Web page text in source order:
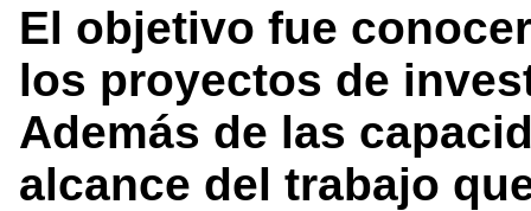
El objetivo fue
los proyectos de
Además de las
alcance del trabajo